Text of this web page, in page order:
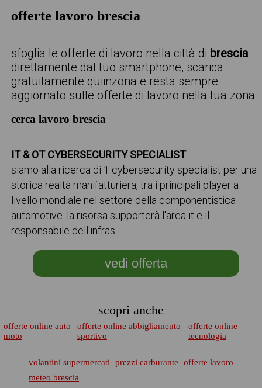
offerte lavoro brescia
sfoglia le offerte di lavoro nella città di brescia
direttamente dal tuo smartphone, scarica
gratuitamente quiinzona e resta sempre
aggiornato sulle offerte di lavoro nella tua zona
cerca lavoro brescia
IT & OT CYBERSECURITY SPECIALIST
siamo alla ricerca di 1 cybersecurity specialist per una
storica realtà manifatturiera, tra i principali player a
livello mondiale nel settore della componentistica
automotive. la risorsa supporterà l'area it e il
responsabile dell'infras...
vedi offerta
scopri anche
offerte online auto
moto
offerte online abbigliamento
sportivo
offerte online
tecnologia
volantini supermercati prezzi carburante
offerte lavoro
meteo brescia